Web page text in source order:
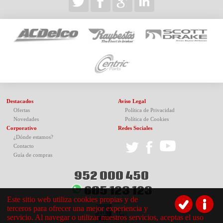
Destacados
Ofertas
Novedades
Corporativo
¿Dónde estamos?
Contacto
Guía de compras
Aviso Legal
Política de Privacidad
Política de Cookies
Redes Sociales
952 000 450
605 123 123
Este sitio web utiliza cookies propias y de
terceros para ofrecer una mejor experiencia y
servicio. Al navegar o utilizar nuestros servicios, aceptas el uso